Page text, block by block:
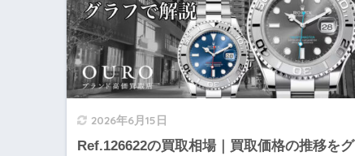
2026年6月15日
Ref.126622の買取相場｜買取価格の推移をグ